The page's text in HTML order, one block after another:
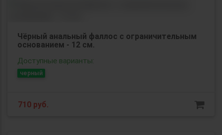
Чёрный анальный фаллос с ограничительным
основанием - 12 см.
Доступные варианты:
черный
710 руб.